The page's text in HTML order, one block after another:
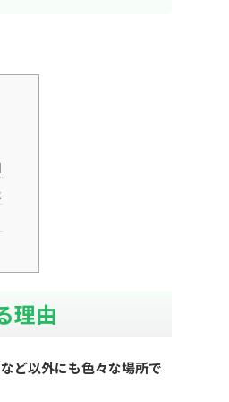
理由
ど以外にも色々な場所で